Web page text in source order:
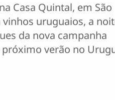
Casa Quintal, em São
uruguaios, a
da nova campanha
verão no